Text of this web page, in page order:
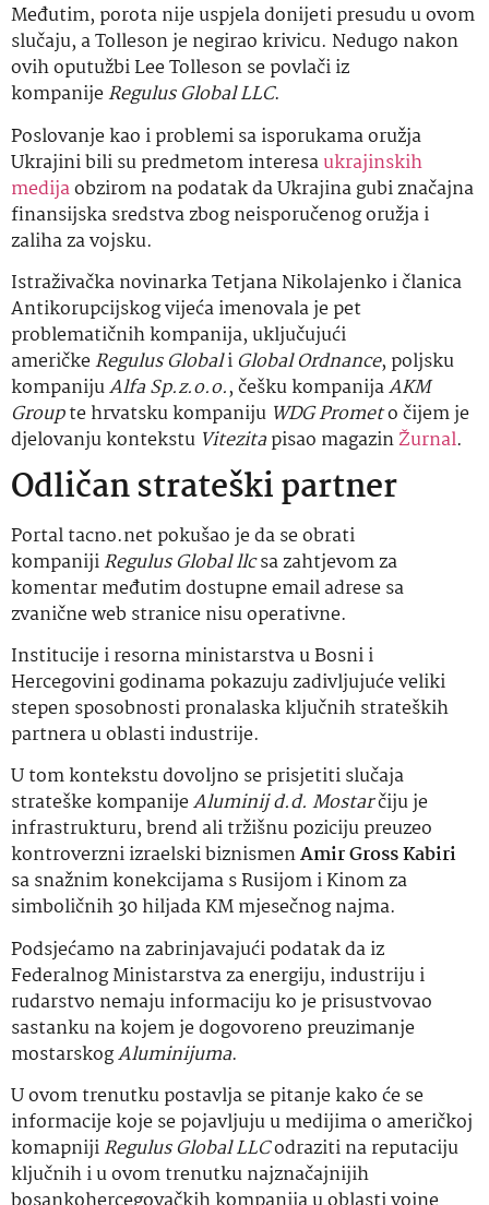
Međutim, porota nije uspjela donijeti presudu u ovom
slučaju, a Tolleson je negirao krivicu. Nedugo nakon
ovih oputužbi Lee Tolleson se povlači iz
kompanijeRegulus Global LLC.
Poslovanje kao i problemi sa isporukama oružja
Ukrajini bili su predmetom interesaukrajinskih
medijaobzirom na podatak da Ukrajina gubi značajna
finansijska sredstva zbog neisporučenog oružja i
zaliha za vojsku.
Istraživačka novinarka Tetjana Nikolajenko i članica
Antikorupcijskog vijeća imenovala je pet
problematičnih kompanija, uključujući
američkeRegulus Globali Global Ordnance, poljsku
kompanijuAlfa Sp.z.o.o., češku kompanijaAKM
Groupte hrvatsku kompaniju WDG Prometo čijem je
djelovanju kontekstu Vitezitapisao magazinŽurnal.
Odličan strateški partner
Portal tacno.net pokušao je da se obrati
kompanijiRegulus Global llcsa zahtjevom za
komentar međutim dostupne email adrese sa
zvanične web stranice nisu operativne.
Institucije i resorna ministarstva u Bosni i
Hercegovini godinama pokazuju zadivljujuće veliki
stepen sposobnosti pronalaska ključnih strateških
partnera u oblasti industrije.
U tom kontekstu dovoljno se prisjetiti slučaja
strateške kompanijeAluminij d.d. Mostarčiju je
infrastrukturu, brend ali tržišnu poziciju preuzeo
kontroverzni izraelski biznismenAmir Gross Kabiri
sa snažnim konekcijama s Rusijom i Kinom za
simboličnih 30 hiljada KM mjesečnog najma.
Podsjećamo na zabrinjavajući podatak da iz
Federalnog Ministarstva za energiju, industriju i
rudarstvo nemaju informaciju ko je prisustvovao
sastanku na kojem je dogovoreno preuzimanje
mostarskogAluminijuma.
U ovom trenutku postavlja se pitanje kako će se
informacije koje se pojavljuju u medijima o američkoj
komapnijiRegulus Global LLCodraziti na reputaciju
ključnih i u ovom trenutku najznačajnijih